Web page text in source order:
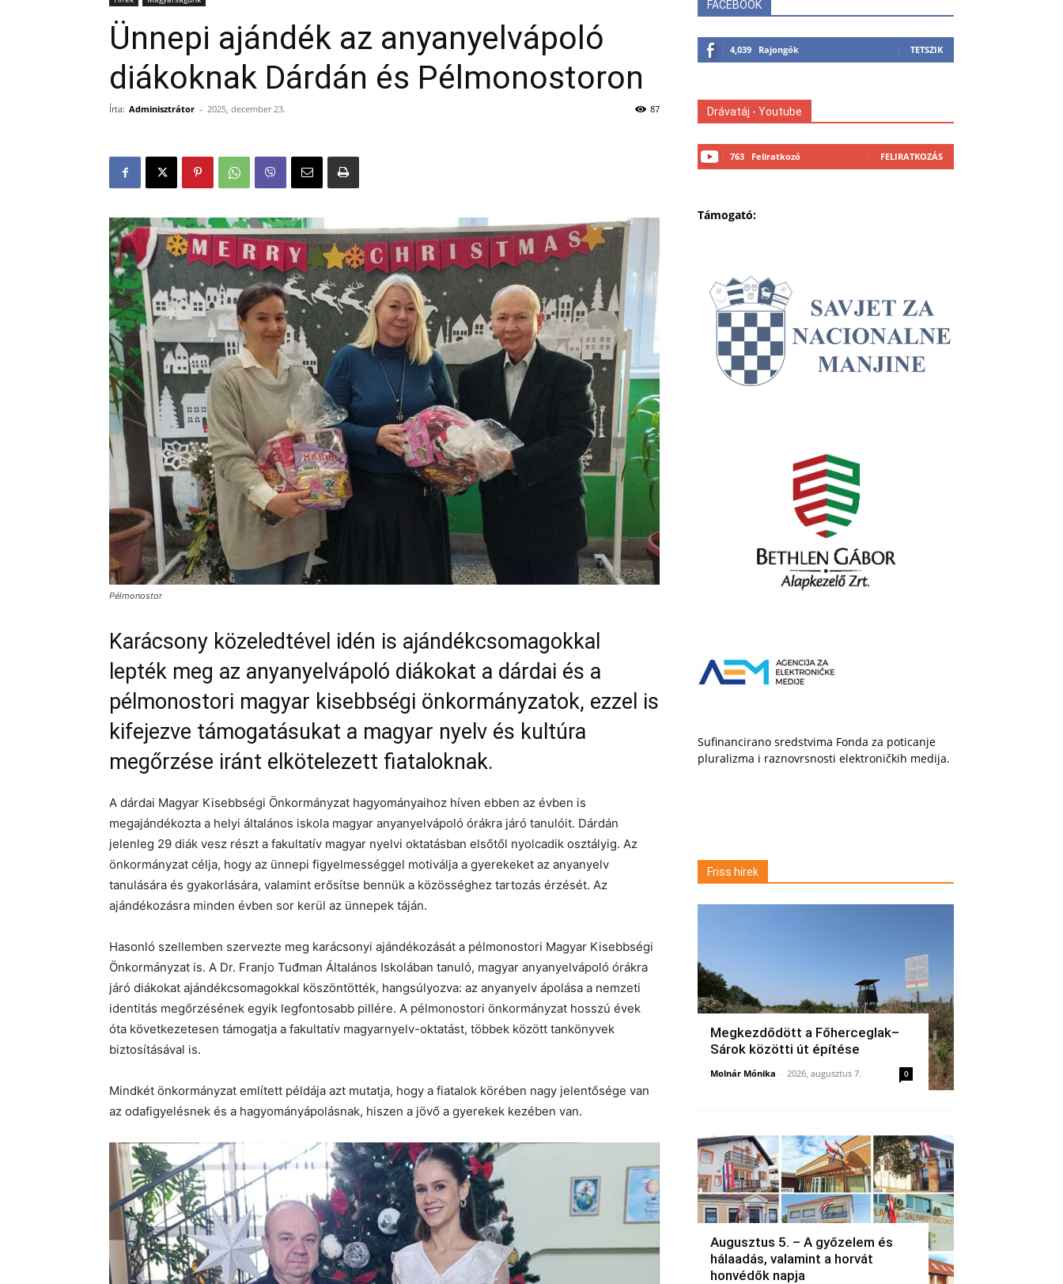
Ünnepi ajándék az anyanyelvápoló
diákoknak Dárdán és Pélmonostoron
Írta: Adminisztrátor - 2025, december 23. 87
Pélmonostor
Karácsony közeledtével idén is ajándékcsomagokkal
lepték meg az anyanyelvápoló diákokat a dárdai és a
pélmonostori magyar kisebbségi önkormányzatok, ezzel is
kifejezve támogatásukat a magyar nyelv és kultúra
megőrzése iránt elkötelezett fiataloknak.
A dárdai Magyar Kisebbségi Önkormányzat hagyományaihoz híven ebben az évben is
megajándékozta a helyi általános iskola magyar anyanyelvápoló órákra járó tanulóit. Dárdán
jelenleg 29 diák vesz részt a fakultatív magyar nyelvi oktatásban elsőtől nyolcadik osztályig. Az
önkormányzat célja, hogy az ünnepi figyelmességgel motiválja a gyerekeket az anyanyelv
tanulására és gyakorlására, valamint erősítse bennük a közösséghez tartozás érzését. Az
ajándékozásra minden évben sor kerül az ünnepek táján.
Hasonló szellemben szervezte meg karácsonyi ajándékozását a pélmonostori Magyar Kisebbségi
Önkormányzat is. A Dr. Franjo Tuđman Általános Iskolában tanuló, magyar anyanyelvápoló órákra
járó diákokat ajándékcsomagokkal köszöntötték, hangsúlyozva: az anyanyelv ápolása a nemzeti
identitás megőrzésének egyik legfontosabb pillére. A pélmonostori önkormányzat hosszú évek
óta következetesen támogatja a fakultatív magyarnyelv-oktatást, többek között tankönyvek
biztosításával is.
Mindkét önkormányzat említett példája azt mutatja, hogy a fiatalok körében nagy jelentősége van
az odafigyelésnek és a hagyományápolásnak, hiszen a jövő a gyerekek kezében van.
FACEBOOK
4,039 Rajongók TETSZIK
Drávatáj - Youtube
763 Feliratkozó FELIRATKOZÁS
Támogató:
Sufinancirano sredstvima Fonda za poticanje
pluralizma i raznovrsnosti elektroničkih medija.
Friss hírek
Megkezdődött a Főherceglak–
Sárok közötti út építése
Molnár Mónika - 2026, augusztus 7. 0
Augusztus 5. – A győzelem és
hálaadás, valamint a horvát
honvédők napja